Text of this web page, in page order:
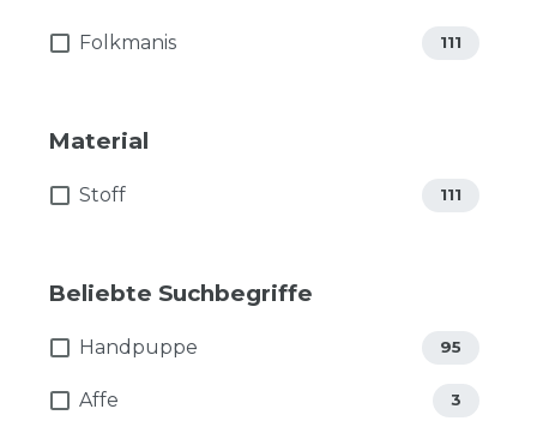
Folkmanis 111
Material
Stoff 111
Beliebte Suchbegriffe
Handpuppe 95
Affe 3